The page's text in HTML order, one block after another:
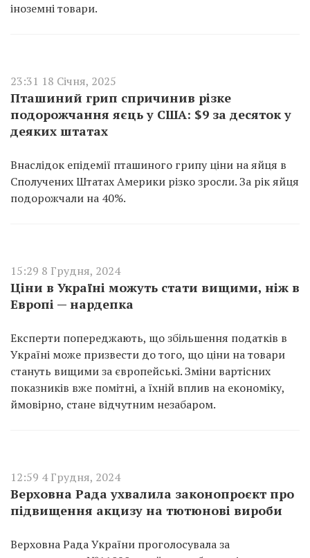
іноземні товари.
23:31 18 Січня, 2025
Пташиний грип спричинив різке
подорожчання яєць у США: $9 за десяток у
деяких штатах
Внаслідок епідемії пташиного грипу ціни на яйця в
Сполучених Штатах Америки різко зросли. За рік яйця
подорожчали на 40%.
15:29 8 Грудня, 2024
Ціни в Україні можуть стати вищими, ніж в
Европі — нардепка
Експерти попереджають, що збільшення податків в
Україні може призвести до того, що ціни на товари
стануть вищими за європейські. Зміни вартісних
показників вже помітні, а їхній вплив на економіку,
ймовірно, стане відчутним незабаром.
12:59 4 Грудня, 2024
Верховна Рада ухвалила законопроєкт про
підвищення акцизу на тютюнові вироби
Верховна Рада України проголосувала за